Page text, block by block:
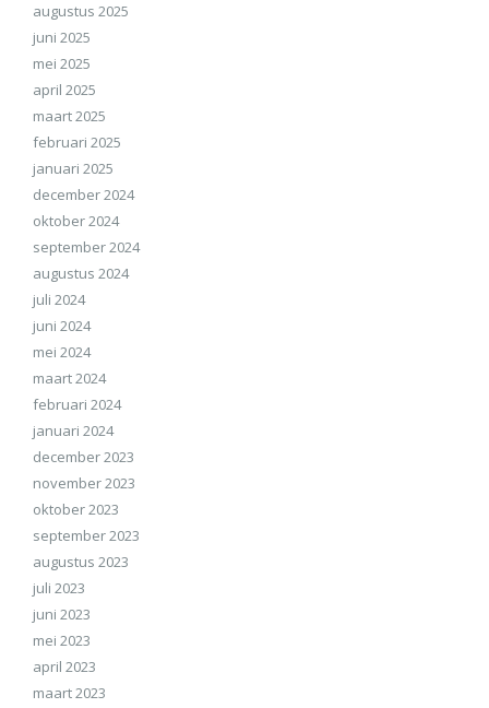
augustus 2025
juni 2025
mei 2025
april 2025
maart 2025
februari 2025
januari 2025
december 2024
oktober 2024
september 2024
augustus 2024
juli 2024
juni 2024
mei 2024
maart 2024
februari 2024
januari 2024
december 2023
november 2023
oktober 2023
september 2023
augustus 2023
juli 2023
juni 2023
mei 2023
april 2023
maart 2023